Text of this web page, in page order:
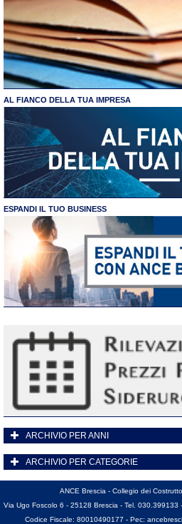
AL FIANCO DELLA TUA IMPRESA
ESPANDI IL TUO BUSINESS
ARCHIVIO PER ANNI
ARCHIVIO PER CATEGORIE
ANCE Brescia - Collegio dei
Via Ugo Foscolo 6 - 25128 Brescia - Tel. 030.399133
Codice Fiscale: 80010490177 - Pec: